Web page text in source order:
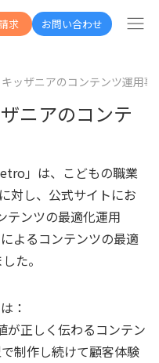
求 お問い合わせ
キッザニアのコンテンツ運用事
ニアのコンテ
」は、こどもの職業
対し、公式サイトにお
テンツの最適化運用
よるコンテンツの最適
た。
：
が正しく伝わるコンテン
制作し続けて顧客体験